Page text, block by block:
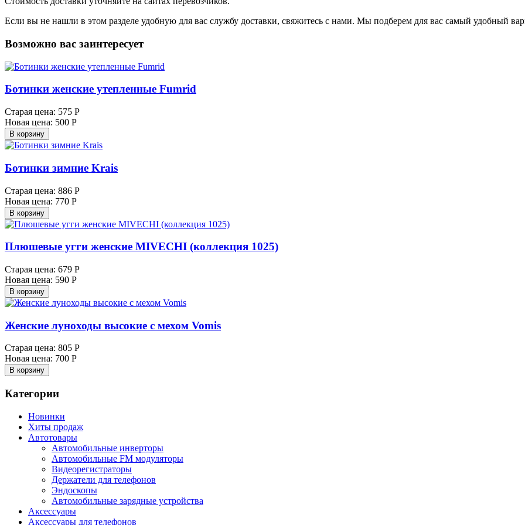
Если вы не нашли в этом разделе удобную для вас службу доставки, свяжитесь с нами. Мы подберем для вас самый удобный
Возможно вас заинтересует
Ботинки женские утепленные Fumrid
Старая цена: 575 Р
Новая цена: 500 Р
В корзину
Ботинки зимние Krais
Старая цена: 886 Р
Новая цена: 770 Р
В корзину
Плюшевые угги женские MIVECHI (коллекция 1025)
Старая цена: 679 Р
Новая цена: 590 Р
В корзину
Женские луноходы высокие с мехом Vomis
Старая цена: 805 Р
Новая цена: 700 Р
В корзину
Категории
Новинки
Хиты продаж
Автотовары
Автомобильные инверторы
Автомобильные FM модуляторы
Видеорегистраторы
Держатели для телефонов
Эндоскопы
Автомобильные зарядные устройства
Аксессуары
Аксессуары для телефонов